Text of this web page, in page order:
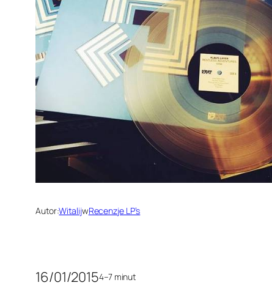
Autor:WitalijwRecenzje LP’s
16/01/20154–7 minut